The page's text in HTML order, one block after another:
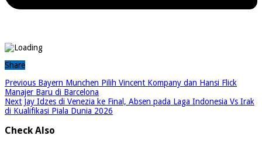
Share
Previous Bayern Munchen Pilih Vincent Kompany dan Hansi Flick
Manajer Baru di Barcelona
Next Jay Idzes di Venezia ke Final, Absen pada Laga Indonesia Vs Irak
di Kualifikasi Piala Dunia 2026
Check Also